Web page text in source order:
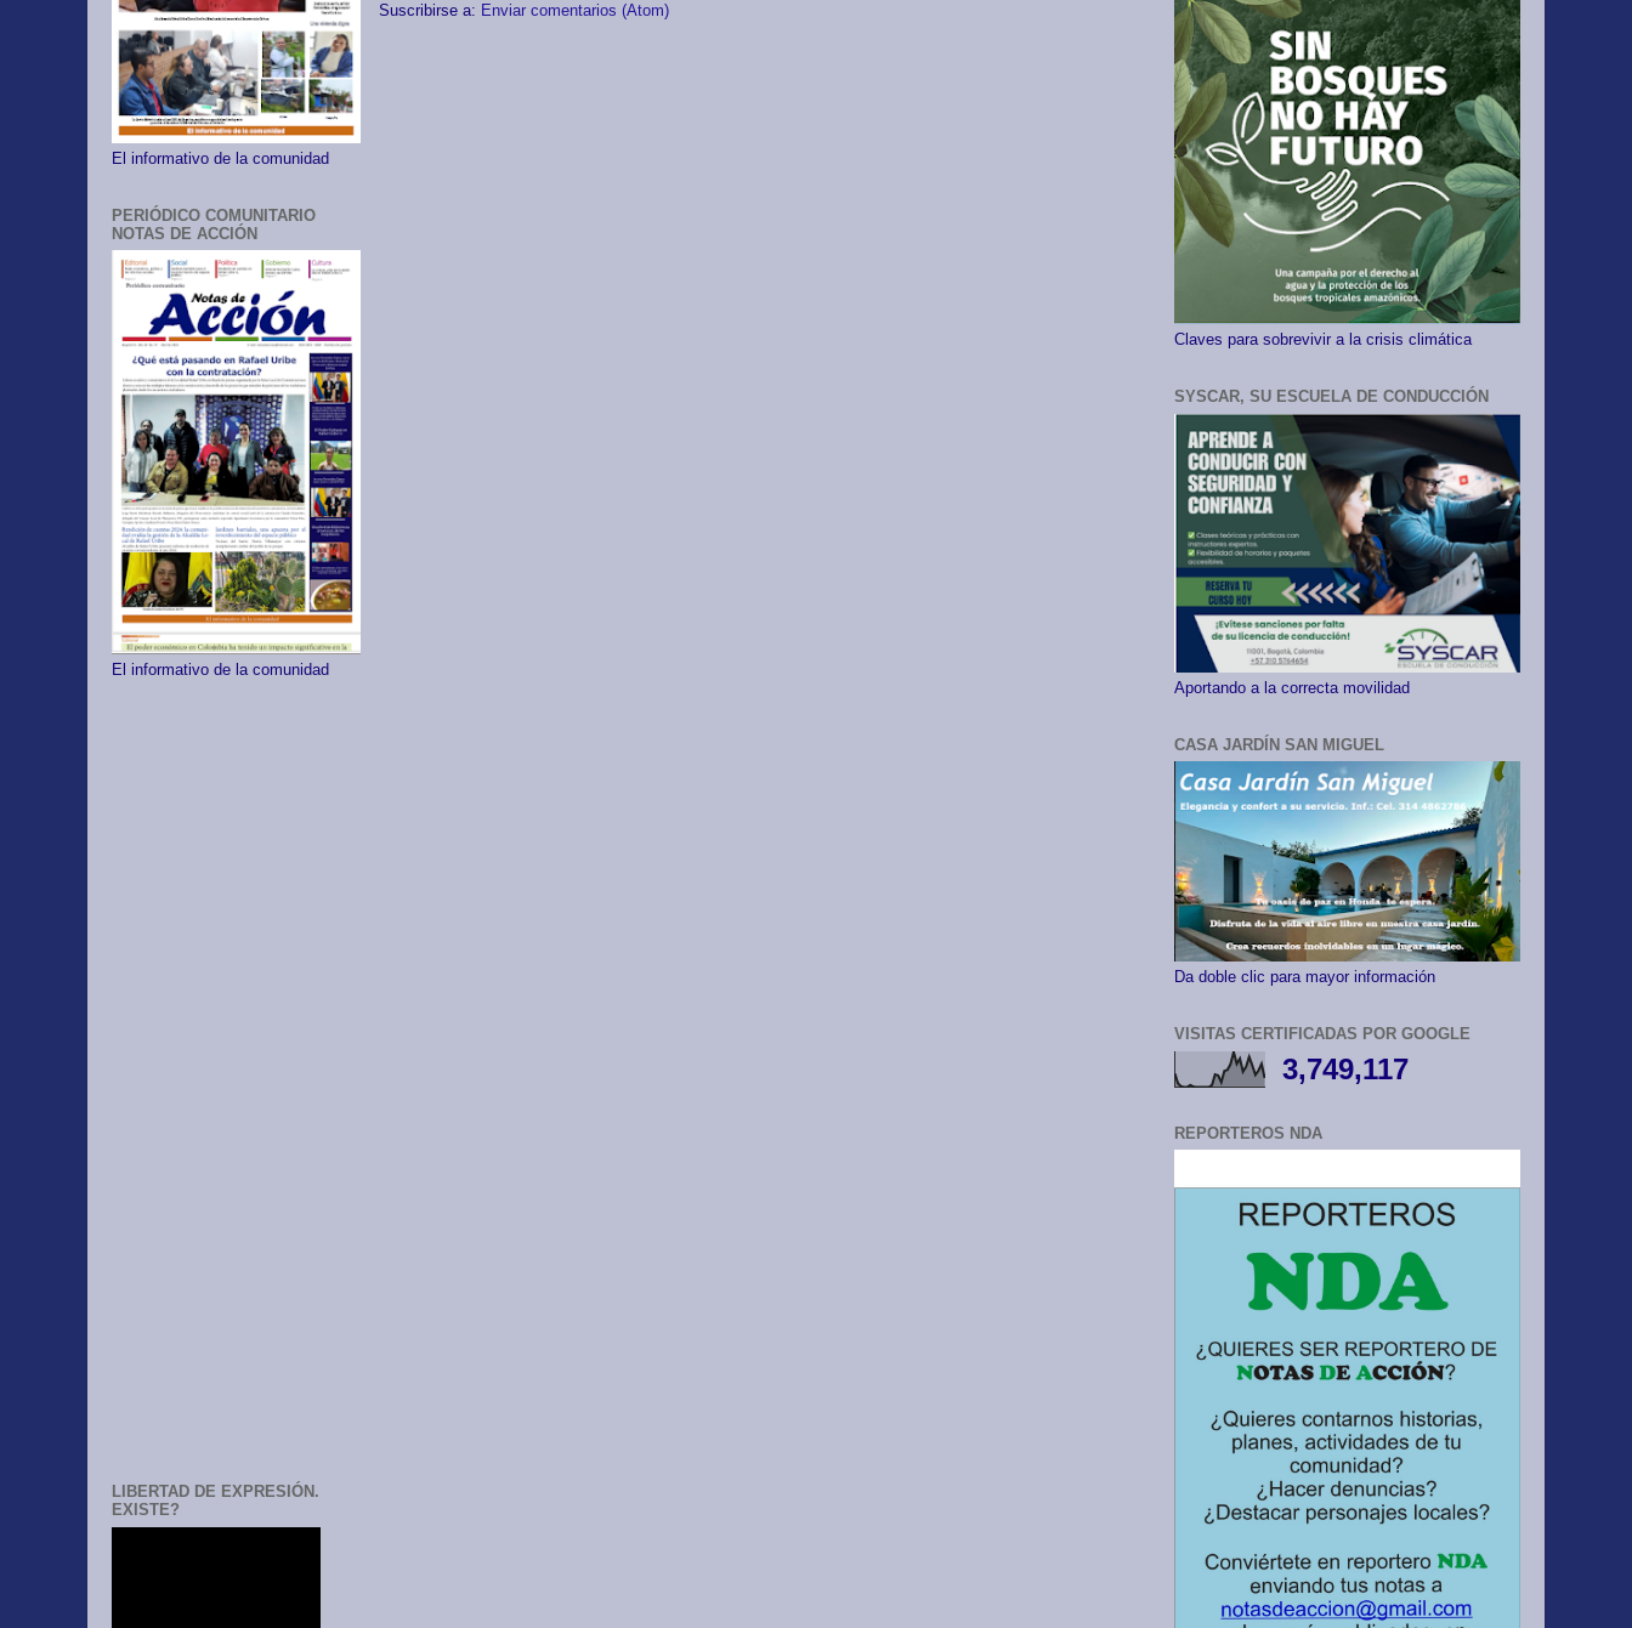
Suscribirse a: Enviar comentarios (Atom)
El informativo de la comunidad
PERIÓDICO COMUNITARIO
NOTAS DE ACCIÓN
El informativo de la comunidad
LIBERTAD DE EXPRESIÓN.
EXISTE?
Claves para sobrevivir a la crisis climática
SYSCAR, SU ESCUELA DE CONDUCCIÓN
Aportando a la correcta movilidad
CASA JARDÍN SAN MIGUEL
Da doble clic para mayor información
VISITAS CERTIFICADAS POR GOOGLE
3,749,117
REPORTEROS NDA